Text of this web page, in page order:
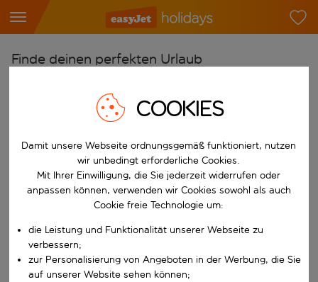
Finde deinen perfekten Urlaub
Flughafen wählen
Beginne mit der Eingabe für die automatische
Reiseziel wählen
Nach
Wähle ein Ab- und Rückflugdatum aus.
Reisezeitraum wählen
Wann
Wer
COOKIES
Damit unsere Webseite ordnungsgemäß funktioniert, nutzen
wir unbedingt erforderliche Cookies.
Mit Ihrer Einwilligung, die Sie jederzeit widerrufen oder
anpassen können, verwenden wir Cookies sowohl als auch
Cookie freie Technologie um:
die Leistung und Funktionalität unserer Webseite zu
verbessern;
zur Personalisierung von Angeboten in der Werbung, die Sie
auf unserer Website sehen können;